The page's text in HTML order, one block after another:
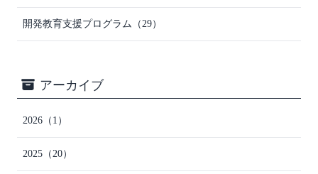
開発教育支援プログラム （29）
アーカイブ
2026 （1）
2025 （20）